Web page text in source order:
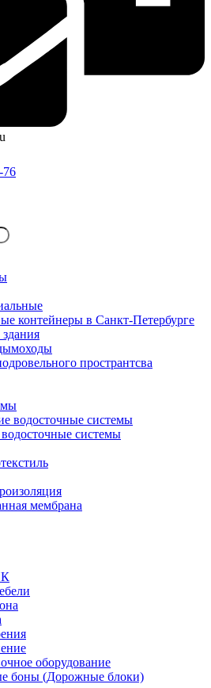
76
контейнеры в Санкт-Петербурге
пространтсва
водосточные системы
системы
мембрана
оборудование
боны (Дорожные блоки)